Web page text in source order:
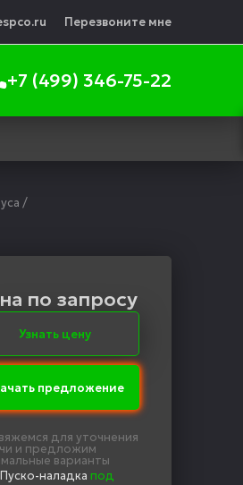
Перезвоните мне
+7 (499) 346-75-22
/
по запросу
Узнать цену
предложение
для уточнения
и предложим
варианты
Пуско-наладка под